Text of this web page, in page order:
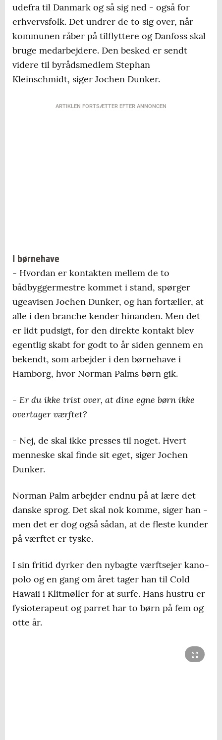
udefra til Danmark og så sig ned - også for
erhvervsfolk. Det undrer de to sig over, når
kommunen råber på tilflyttere og Danfoss skal
bruge medarbejdere. Den besked er sendt
videre til byrådsmedlem Stephan
Kleinschmidt, siger Jochen Dunker.
ARTIKLEN FORTSÆTTER EFTER ANNONCEN
I børnehave
- Hvordan er kontakten mellem de to
bådbyggermestre kommet i stand, spørger
ugeavisen Jochen Dunker, og han fortæller, at
alle i den branche kender hinanden. Men det
er lidt pudsigt, for den direkte kontakt blev
egentlig skabt for godt to år siden gennem en
bekendt, som arbejder i den børnehave i
Hamborg, hvor Norman Palms børn gik.
- Er du ikke trist over, at dine egne børn ikke
overtager værftet?
- Nej, de skal ikke presses til noget. Hvert
menneske skal finde sit eget, siger Jochen
Dunker.
Norman Palm arbejder endnu på at lære det
danske sprog. Det skal nok komme, siger han -
men det er dog også sådan, at de fleste kunder
på værftet er tyske.
I sin fritid dyrker den nybagte værftsejer kano-
polo og en gang om året tager han til Cold
Hawaii i Klitmøller for at surfe. Hans hustru er
fysioterapeut og parret har to børn på fem og
otte år.